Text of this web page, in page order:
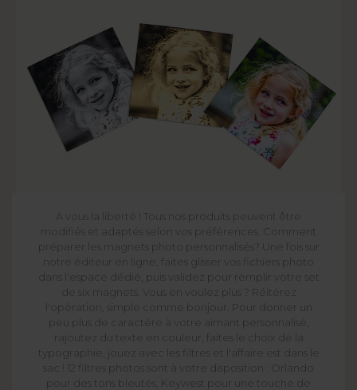
A vous la liberté ! Tous nos produits peuvent être
modifiés et adaptés selon vos préférences. Comment
préparer les magnets photo personnalisés? Une fois sur
notre éditeur en ligne, faites glisser vos fichiers photo
dans l'espace dédié, puis validez pour remplir votre set
de six magnets. Vous en voulez plus ? Réitérez
l'opération, simple comme bonjour. Pour donner un
peu plus de caractère à votre aimant personnalisé,
rajoutez du texte en couleur, faites le choix de la
typographie, jouez avec les filtres et l'affaire est dans le
sac ! 12 filtres photos sont à votre disposition : Orlando
pour des tons bleutés, Keywest pour une touche de